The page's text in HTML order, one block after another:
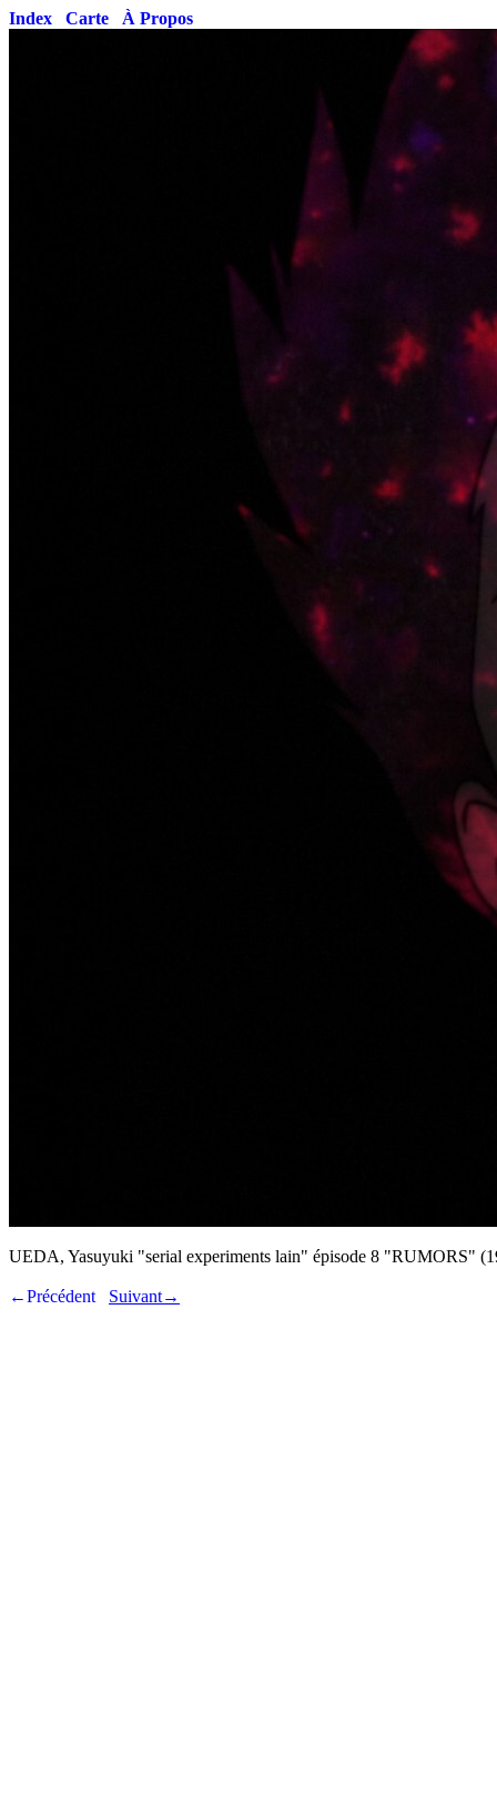
Index Carte À Propos
UEDA, Yasuyuki "serial experiments lain" épisode 8 "RUMORS"
←Précédent Suivant→